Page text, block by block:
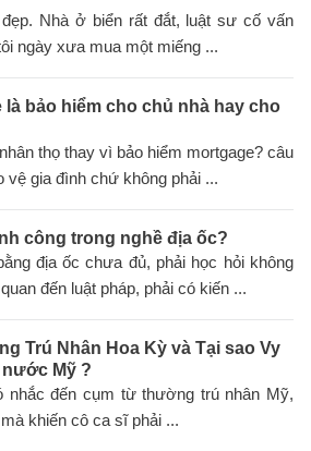
Nhà ở biển rất đắt, luật sư cố vấn
ngày xưa mua một miếng ...
là bảo hiểm cho chủ nhà hay cho
thọ thay vì bảo hiểm mortgage? câu
vệ gia đình chứ không phải ...
công trong nghề địa ốc?
địa ốc chưa đủ, phải học hỏi không
đến luật pháp, phải có kiến ...
Trú Nhân Hoa Kỳ và Tại sao Vy
Mỹ ?
nhắc đến cụm từ thường trú nhân Mỹ,
khiến cô ca sĩ phải ...